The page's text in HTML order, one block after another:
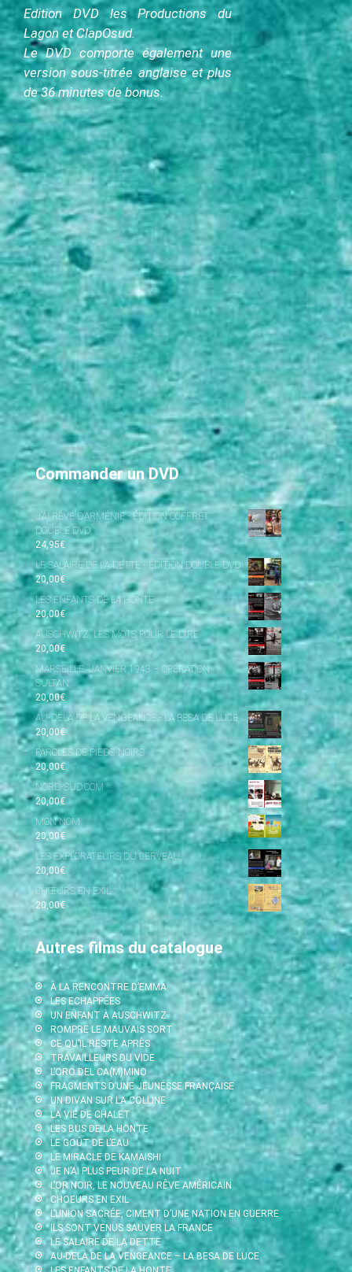
Edition DVD les Productions du
Lagon et ClapOsud.
Le DVD comporte également une
version sous-titrée anglaise et plus
de 36 minutes de bonus.
Commander un DVD
J’AI RÊVÉ D’ARMÉNIE - ÉDITION COFFRET
DOUBLE DVD
24,95€
LE SALAIRE DE LA DETTE - ÉDITION DOUBLE DVD
20,00€
LES ENFANTS DE LA HONTE
20,00€
AUSCHWITZ, LES MOTS POUR LE DIRE
20,00€
MARSEILLE, JANVIER 1943 – OPÉRATION
SULTAN
20,00€
AU-DELÀ DE LA VENGEANCE - LA BESA DE LUCE
20,00€
PAROLES DE PIEDS-NOIRS
20,00€
NORD-SUD.COM
20,00€
MON NOM
20,00€
LES EXPLORATEURS DU CERVEAU
20,00€
CHŒURS EN EXIL
20,00€
Autres films du catalogue
À LA RENCONTRE D’EMMA
LES ECHAPPÉES
UN ENFANT À AUSCHWITZ
ROMPRE LE MAUVAIS SORT
CE QU’IL RESTE APRÈS
TRAVAILLEURS DU VIDE
L’ORO DEL CA(M)MINO
FRAGMENTS D’UNE JEUNESSE FRANÇAISE
UN DIVAN SUR LA COLLINE
LA VIE DE CHALET
LES BUS DE LA HONTE
LE GOÛT DE L’EAU
LE MIRACLE DE KAMAISHI
JE N’AI PLUS PEUR DE LA NUIT
L’OR NOIR, LE NOUVEAU RÊVE AMÉRICAIN
CHOEURS EN EXIL
L’UNION SACRÉE, CIMENT D’UNE NATION EN GUERRE
ILS SONT VENUS SAUVER LA FRANCE
LE SALAIRE DE LA DETTE
AU-DELÀ DE LA VENGEANCE – LA BESA DE LUCE